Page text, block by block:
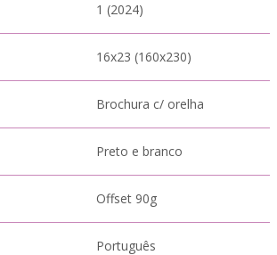
1 (2024)
16x23 (160x230)
Brochura c/ orelha
Preto e branco
Offset 90g
Português